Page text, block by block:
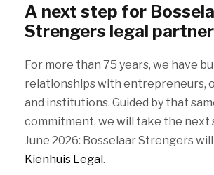
A next step for
Strengers legal
For more than 75 years, we have
relationships with entrepreneurs,
and institutions. Guided by that
commitment, we will take the next
June 2026: Bosselaar Strengers
Kienhuis Legal.